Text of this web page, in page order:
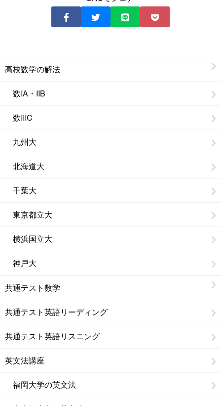
高校数学の解法
数IA・IIB
数IIIC
九州大
北海道大
千葉大
東京都立大
横浜国立大
神戸大
共通テスト数学
共通テスト英語リーディング
共通テスト英語リスニング
英文法講座
福岡大学の英文法